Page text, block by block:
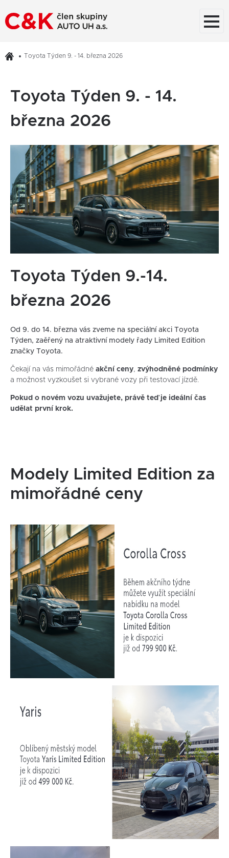
Toyota Týden 9. - 14. března 2026
Toyota Týden 9. - 14.
března 2026
Toyota Týden 9.-14.
března 2026
Od 9. do 14. března vás zveme na speciální akci Toyota
Týden, zaěřený na atraktivní modely řady Limited Edition
značky Toyota.
Čekají na vás mimořádné akční ceny, zvýhodněné podmínky
a možnost vyzkoušet si vybrané vozy při testovací jízdě.
Pokud o novém vozu uvažujete, právě teď je ideální čas
udělat první krok.
Modely Limited Edition za
mimořádné ceny